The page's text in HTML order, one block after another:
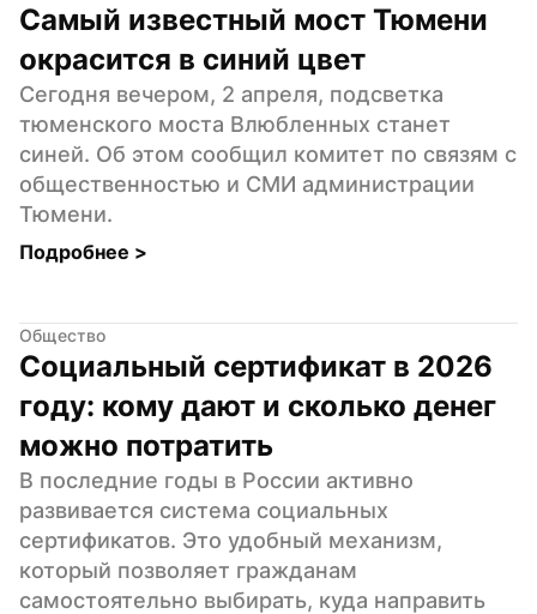
Самый известный мост Тюмени
окрасится в синий цвет
Сегодня вечером, 2 апреля, подсветка
тюменского моста Влюбленных станет
синей. Об этом сообщил комитет по связям с
общественностью и СМИ администрации
Тюмени.
Подробнее >
Общество
Социальный сертификат в 2026
году: кому дают и сколько денег
можно потратить
В последние годы в России активно
развивается система социальных
сертификатов. Это удобный механизм,
который позволяет гражданам
самостоятельно выбирать, куда направить